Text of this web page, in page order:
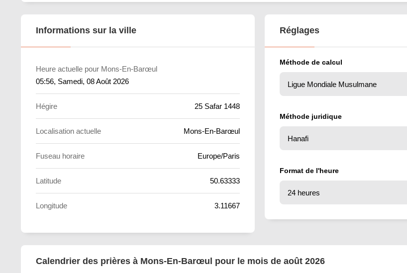
Informations sur la ville
Heure actuelle pour Mons-En-Barœul
05:56, Samedi, 08 Août 2026
Hégire 25 Safar 1448
Localisation actuelle Mons-En-Barœul
Fuseau horaire Europe/Paris
Latitude 50.63333
Longitude 3.11667
Réglages
Méthode de calcul
Méthode juridique
Format de l'heure
Calendrier des prières à Mons-En-Barœul pour le mois de août 2026